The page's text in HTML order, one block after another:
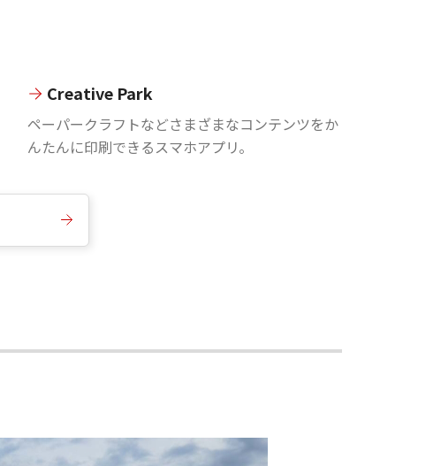
Creative Park
ペーパークラフトなどさまざまなコンテンツをか
んたんに印刷できるスマホアプリ。